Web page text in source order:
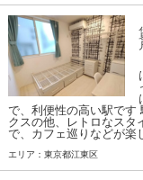
で、利便性の高い駅です
クスの他、レトロなスタ
で、カフェ巡りなどが楽
エリア：東京都江東区